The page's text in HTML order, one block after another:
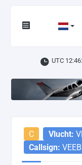
UTC
C Vlucht:
Callsign: